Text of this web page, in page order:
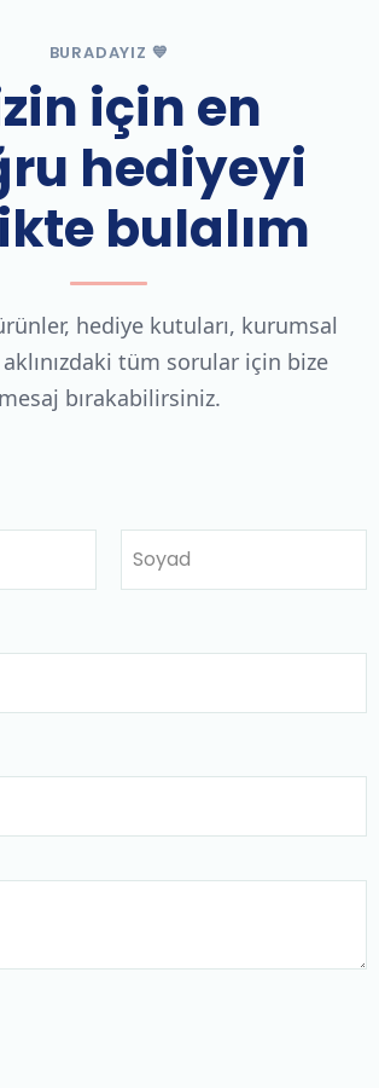
BURADAYIZ 💙
için en
hediyeyi
bulalım
hediye kutuları, kurumsal
tüm sorular için bize
mesaj bırakabilirsiniz.
Soyad